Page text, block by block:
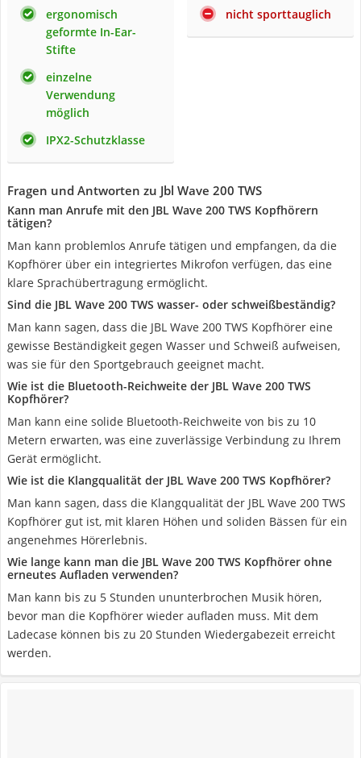
ergonomisch
geformte In-Ear-
Stifte
einzelne
Verwendung
möglich
IPX2-Schutzklasse
nicht sporttauglich
Fragen und Antworten zu Jbl Wave 200 TWS
Kann man Anrufe mit den JBL Wave 200 TWS Kopfhörern
tätigen?
Man kann problemlos Anrufe tätigen und empfangen, da die
Kopfhörer über ein integriertes Mikrofon verfügen, das eine
klare Sprachübertragung ermöglicht.
Sind die JBL Wave 200 TWS wasser- oder schweißbeständig?
Man kann sagen, dass die JBL Wave 200 TWS Kopfhörer eine
gewisse Beständigkeit gegen Wasser und Schweiß aufweisen,
was sie für den Sportgebrauch geeignet macht.
Wie ist die Bluetooth-Reichweite der JBL Wave 200 TWS
Kopfhörer?
Man kann eine solide Bluetooth-Reichweite von bis zu 10
Metern erwarten, was eine zuverlässige Verbindung zu Ihrem
Gerät ermöglicht.
Wie ist die Klangqualität der JBL Wave 200 TWS Kopfhörer?
Man kann sagen, dass die Klangqualität der JBL Wave 200 TWS
Kopfhörer gut ist, mit klaren Höhen und soliden Bässen für ein
angenehmes Hörerlebnis.
Wie lange kann man die JBL Wave 200 TWS Kopfhörer ohne
erneutes Aufladen verwenden?
Man kann bis zu 5 Stunden ununterbrochen Musik hören,
bevor man die Kopfhörer wieder aufladen muss. Mit dem
Ladecase können bis zu 20 Stunden Wiedergabezeit erreicht
werden.